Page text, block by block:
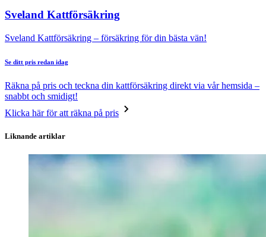
Sveland Kattförsäkring
Sveland Kattförsäkring – försäkring för din bästa vän!
Se ditt pris redan idag
Räkna på pris och teckna din kattförsäkring direkt via vår hemsida –
snabbt och smidigt!
Klicka här för att räkna på pris
Liknande artiklar